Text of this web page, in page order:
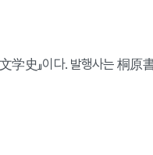
学史』이다. 발행사는 桐